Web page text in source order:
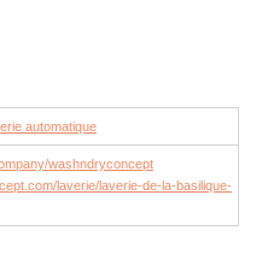
automatique
washndryconcept
laverie/laverie-de-la-basilique-